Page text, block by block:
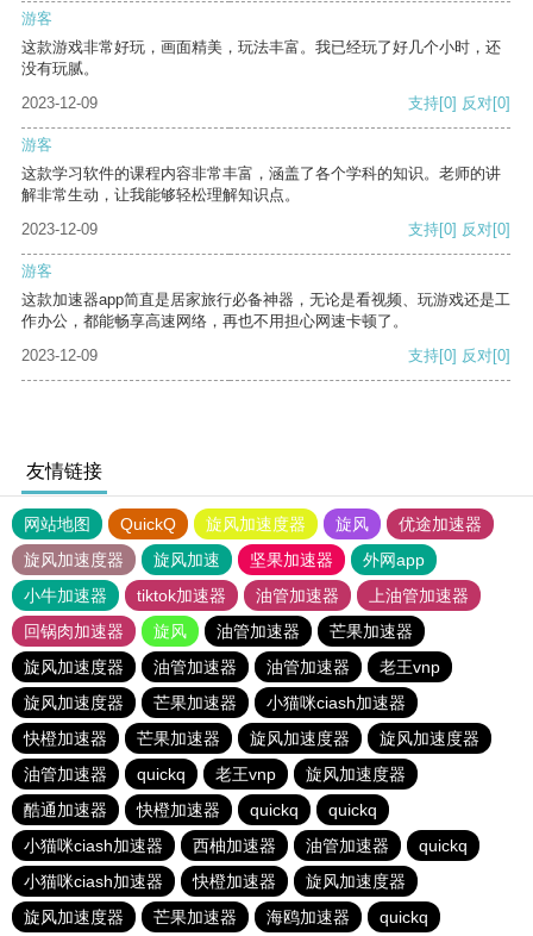
游客
这款游戏非常好玩，画面精美，玩法丰富。我已经玩了好几个小时，还
没有玩腻。
2023-12-09
支持[0] 反对[0]
游客
这款学习软件的课程内容非常丰富，涵盖了各个学科的知识。老师的讲
解非常生动，让我能够轻松理解知识点。
2023-12-09
支持[0] 反对[0]
游客
这款加速器app简直是居家旅行必备神器，无论是看视频、玩游戏还是工
作办公，都能畅享高速网络，再也不用担心网速卡顿了。
2023-12-09
支持[0] 反对[0]
友情链接
网站地图 QuickQ 旋风加速度器 旋风
优途加速器
旋风加速度器
旋风加速 坚果加速器
外网app
小牛加速器
tiktok加速器 油管加速器
上油管加速器
回锅肉加速器
旋风 油管加速器
芒果加速器
旋风加速度器
油管加速器 油管加速器
老王vnp
旋风加速度器
芒果加速器
小猫咪ciash加速器
快橙加速器
芒果加速器 旋风加速度器
旋风加速度器
油管加速器
quickq 老王vnp
旋风加速度器
酷通加速器
快橙加速器 quickq
quickq
小猫咪ciash加速器
西柚加速器 油管加速器
quickq
小猫咪ciash加速器
快橙加速器
旋风加速度器
旋风加速度器
芒果加速器 海鸥加速器 quickq